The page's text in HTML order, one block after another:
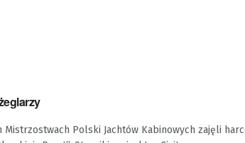
Mistrzostwach Polski Jachtów Kabinowych zajęli